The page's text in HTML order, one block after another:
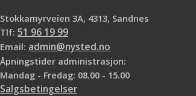
Stokkamyrveien 3A, 4313, Sandnes
Tlf: 51 96 19 99
Email: admin@nysted.no
Åpningstider administrasjon:
Mandag - Fredag: 08.00 - 15.00
Salgsbetingelser